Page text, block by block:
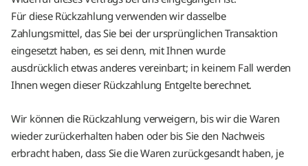
Für diese Rückzahlung verwenden wir dasselbe
Zahlungsmittel, das Sie bei der ursprünglichen Transaktion
eingesetzt haben, es sei denn, mit Ihnen wurde
ausdrücklich etwas anderes vereinbart; in keinem Fall werden
Ihnen wegen dieser Rückzahlung Entgelte berechnet.
Wir können die Rückzahlung verweigern, bis wir die Waren
wieder zurückerhalten haben oder bis Sie den Nachweis
erbracht haben, dass Sie die Waren zurückgesandt haben, je